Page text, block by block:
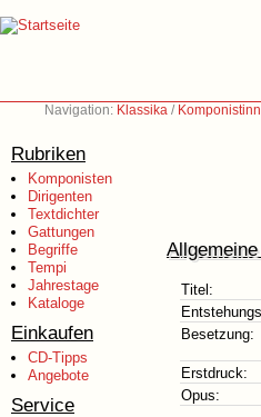
Navigation: Klassika /
Rubriken
Komponisten
Dirigenten
Textdichter
Gattungen
Begriffe
Tempi
Jahrestage
Kataloge
Einkaufen
CD-Tipps
Angebote
Service
Titel:
Besetzung:
Erstdruck:
Opus: